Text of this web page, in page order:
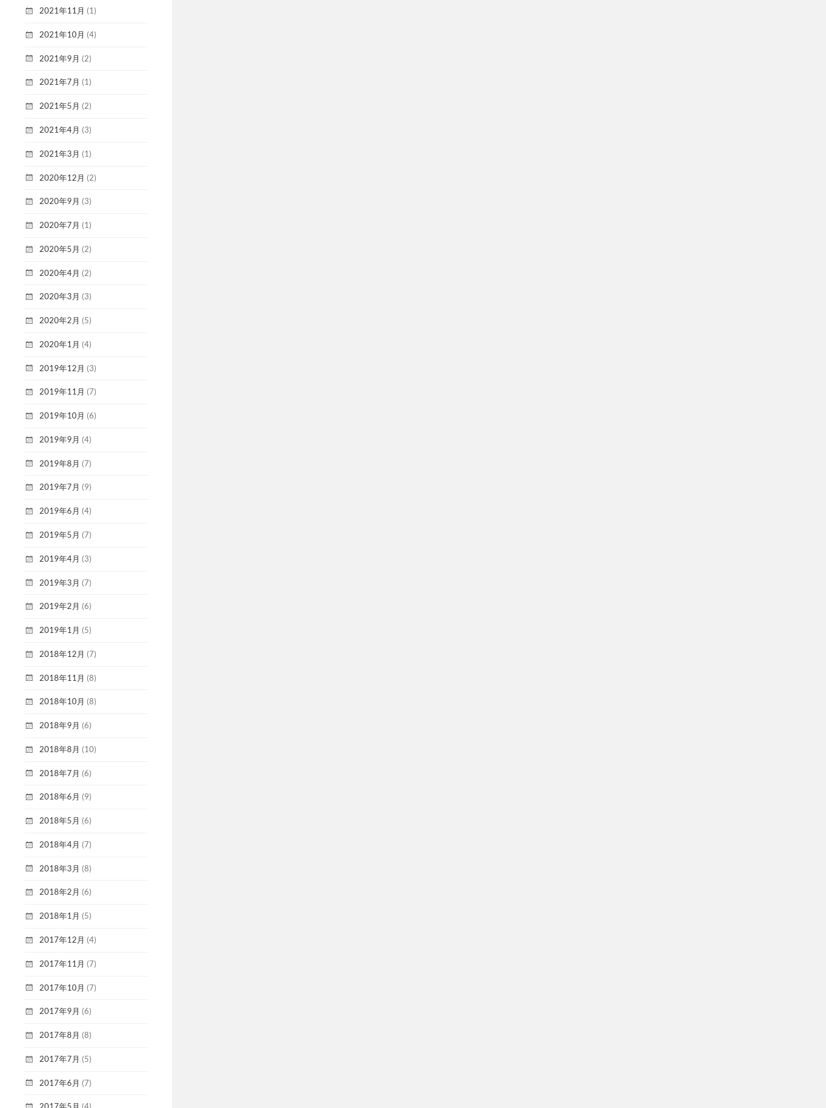
2021年11月 (1)
2021年10月 (4)
2021年9月 (2)
2021年7月 (1)
2021年5月 (2)
2021年4月 (3)
2021年3月 (1)
2020年12月 (2)
2020年9月 (3)
2020年7月 (1)
2020年5月 (2)
2020年4月 (2)
2020年3月 (3)
2020年2月 (5)
2020年1月 (4)
2019年12月 (3)
2019年11月 (7)
2019年10月 (6)
2019年9月 (4)
2019年8月 (7)
2019年7月 (9)
2019年6月 (4)
2019年5月 (7)
2019年4月 (3)
2019年3月 (7)
2019年2月 (6)
2019年1月 (5)
2018年12月 (7)
2018年11月 (8)
2018年10月 (8)
2018年9月 (6)
2018年8月 (10)
2018年7月 (6)
2018年6月 (9)
2018年5月 (6)
2018年4月 (7)
2018年3月 (8)
2018年2月 (6)
2018年1月 (5)
2017年12月 (4)
2017年11月 (7)
2017年10月 (7)
2017年9月 (6)
2017年8月 (8)
2017年7月 (5)
2017年6月 (7)